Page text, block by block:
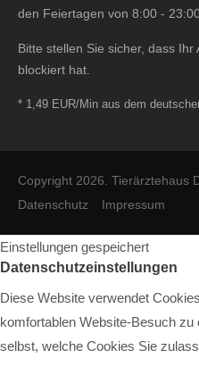
den Feiertagen von 8:00 -
Bitte stellen Sie sicher, dass
blockiert hat.
* 1,49 EUR/Min aus dem
Copyright 2026. Tierärztehaus
Datenschutz
Impressum
Einstellungen gespeichert
Datenschutzeinstellungen
Diese Website verwendet
komfortablen Website-Besuch
selbst, welche Cookies Sie